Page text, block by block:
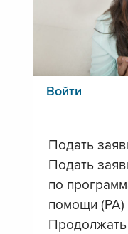
Войти
Подать
Подать
по
помощи (PA)